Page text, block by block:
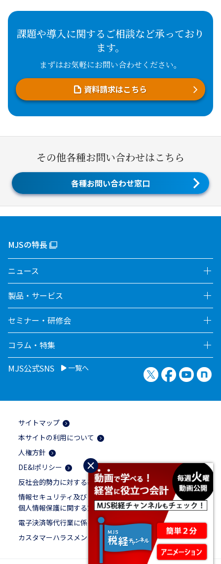
×
課題や導入に関するご相談など承っており
ます。
まずはお気軽にお問い合わせください。
資料請求はこちら
その他各種お問い合わせはこちら
各種お問い合わせ窓口
MJSの特長
ニュース
製品・サービス
セミナー・研修会
コラム・特集
MJS公式SNS
一覧へ X（旧Twitter）
Facebook
サイトマップ
本サイトの利用について
人権方針
DE&Iポリシー
反社会的勢力に対する基本方針
情報セキュリティ及び
個人情報保護に関する方針
電子決済等代行業に係る表示
カスタマーハラスメントに対する基本方針